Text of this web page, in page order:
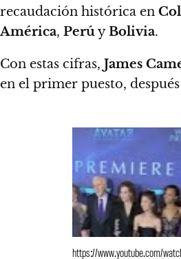
recaudación histórica en
América, PerúyBolivia.
Con estas cifras, James
en el primer puesto,
https://www.youtube.com/